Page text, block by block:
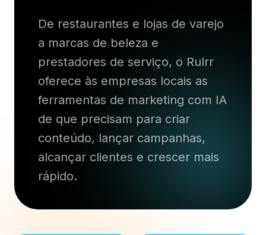
De restaurantes e lojas de varejo
a marcas de beleza e
prestadores de serviço, o Rulrr
oferece às empresas locais as
ferramentas de marketing com IA
de que precisam para criar
conteúdo, lançar campanhas,
alcançar clientes e crescer mais
rápido.